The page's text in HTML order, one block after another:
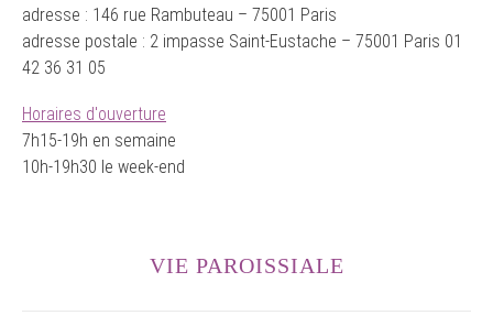
adresse : 146 rue Rambuteau – 75001 Paris
adresse postale : 2 impasse Saint-Eustache – 75001 Paris 01
42 36 31 05
Horaires d'ouverture
7h15-19h en semaine
10h-19h30 le week-end
VIE PAROISSIALE